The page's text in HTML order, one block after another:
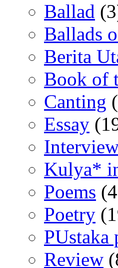
Ballad
Ballads
Berita
Book of
Canting
Essay
Kulya*
Poems
Poetry
PUstaka
Review